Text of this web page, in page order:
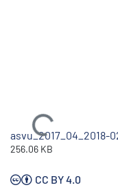
Ladataan...
asvu_2017_04_2018-
256.06 KB
CC BY 4.0